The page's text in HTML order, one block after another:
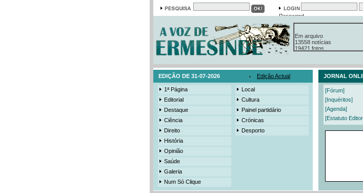
Password
Em arquivo
13558 notícias
19421 fotos
385 edições
EDIÇÃO DE 31-07-2026 Edição Actual JORNAL
1ª Página
Editorial
Destaque
Ciência
Direito
História
Opinião
Saúde
Galeria
Num Só Clique
Local
Cultura
Painel partidário
Crónicas
Desporto
[Fórum]
[Inquéritos]
[Agenda]
[Estatuto